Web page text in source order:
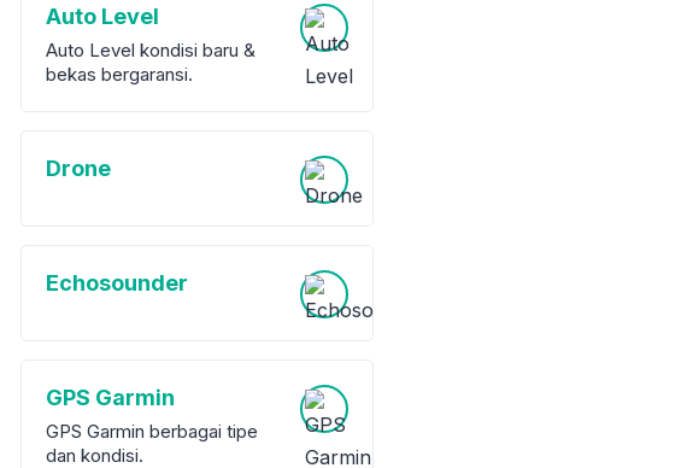
Auto Level
Auto Level kondisi baru &
bekas bergaransi.
Drone
Echosounder
GPS Garmin
GPS Garmin berbagai tipe
dan kondisi.